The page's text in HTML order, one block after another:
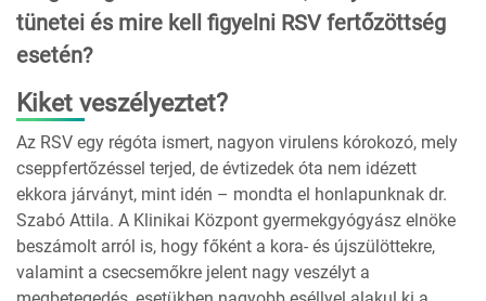
tünetei és mire kell figyelni RSV fertőzöttség
esetén?
Kiket veszélyeztet?
Az RSV egy régóta ismert, nagyon virulens kórokozó, mely
cseppfertőzéssel terjed, de évtizedek óta nem idézett
ekkora járványt, mint idén – mondta el honlapunknak dr.
Szabó Attila. A Klinikai Központ gyermekgyógyász elnöke
beszámolt arról is, hogy főként a kora- és újszülöttekre,
valamint a csecsemőkre jelent nagy veszélyt a